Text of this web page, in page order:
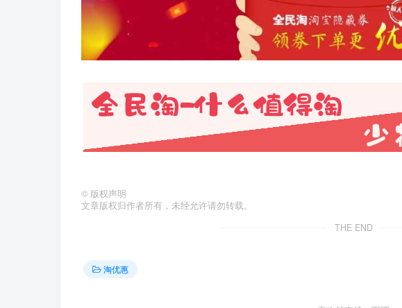
© 版权声明
文章版权归作者所有，未经允许请勿转载。
THE END
淘优惠